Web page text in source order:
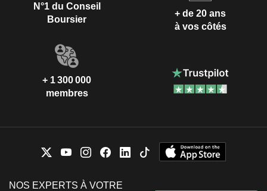
N°1 du Conseil
Boursier
+ de 20 ans
à vos côtés
+ 1 300 000
membres
NOS EXPERTS À VOTRE